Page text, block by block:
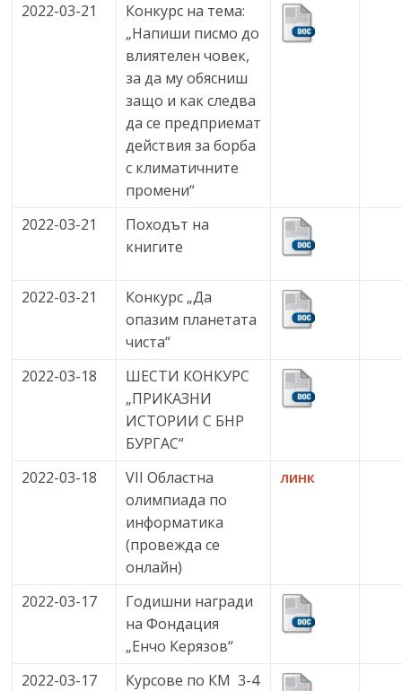
2022-03-21
Конкурс на тема:
„Напиши писмо до
влиятелен човек,
за да му обясниш
защо и как следва
да се предприемат
действия за борба
с климатичните
промени“
2022-03-21
Походът на
книгите
2022-03-21
Конкурс „Да
опазим планетата
чиста“
2022-03-18
ШЕСТИ КОНКУРС
„ПРИКАЗНИ
ИСТОРИИ С БНР
БУРГАС“
2022-03-18
VII Областна
олимпиада по
информатика
(провежда се
онлайн)
линк
2022-03-17
Годишни награди
на Фондация
„Енчо Керязов“
2022-03-17
Курсове по КМ 3-4